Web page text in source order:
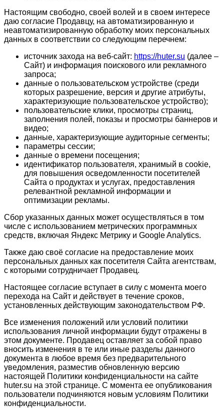
Настоящим свободно, своей волей и в своем интересе
даю согласие Продавцу, на автоматизированную и
неавтоматизированную обработку моих персональных
данных в соответствии со следующим перечнем:
источник захода на веб-сайт: https://huter.su (далее –
Сайт) и информация поискового или рекламного
запроса;
данные о пользовательском устройстве (среди
которых разрешение, версия и другие атрибуты,
характеризующие пользовательское устройство);
пользовательские клики, просмотры страниц,
заполнения полей, показы и просмотры баннеров и
видео;
данные, характеризующие аудиторные сегменты;
параметры сессии;
данные о времени посещения;
идентификатор пользователя, хранимый в cookie,
для повышения осведомленности посетителей
Сайта о продуктах и услугах, предоставления
релевантной рекламной информации и
оптимизации рекламы.
Сбор указанных данных может осуществляться в том
числе с использованием метрических программных
средств, включая Яндекс Метрику и Google Analytics.
Также даю своё согласие на предоставление моих
персональных данных как посетителя Сайта агентствам,
с которыми сотрудничает Продавец.
Настоящее согласие вступает в силу с момента моего
перехода на Сайт и действует в течение сроков,
установленных действующим законодательством РФ.
Все изменения положений или условий политики
использования личной информации будут отражены в
этом документе. Продавец оставляет за собой право
вносить изменения в те или иные разделы данного
документа в любое время без предварительного
уведомления, разместив обновленную версию
настоящей Политики конфиденциальности на сайте
huter.su на этой странице. С момента ее опубликования
пользователи подчиняются новым условиям Политики
конфиденциальности.